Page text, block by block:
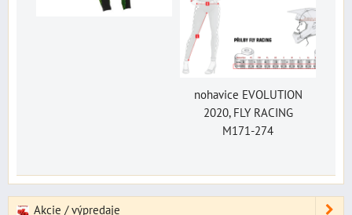
nohavice EVOLUTION
2020, FLY RACING
M171-274
Akcie / výpredaje